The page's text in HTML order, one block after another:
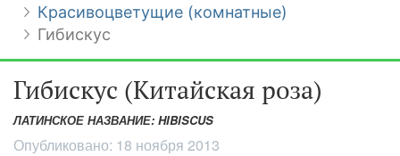
Красивоцветущие (комнатные)
Гибискус
Гибискус (Китайская роза)
ЛАТИНСКОЕ НАЗВАНИЕ: HIBISCUS
Опубликовано: 18 ноября 2013